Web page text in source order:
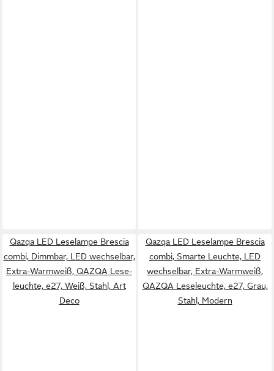
Qazqa LED Leselampe Brescia
combi, Dimmbar, LED wechselbar,
Extra-Warmweiß, QAZQA Lese­
leuchte, e27, Weiß, Stahl, Art
Deco
Qazqa LED Leselampe Brescia
combi, Smarte Leuchte, LED
wechselbar, Extra-Warmweiß,
QAZQA Lese­leuchte, e27, Grau,
Stahl, Modern